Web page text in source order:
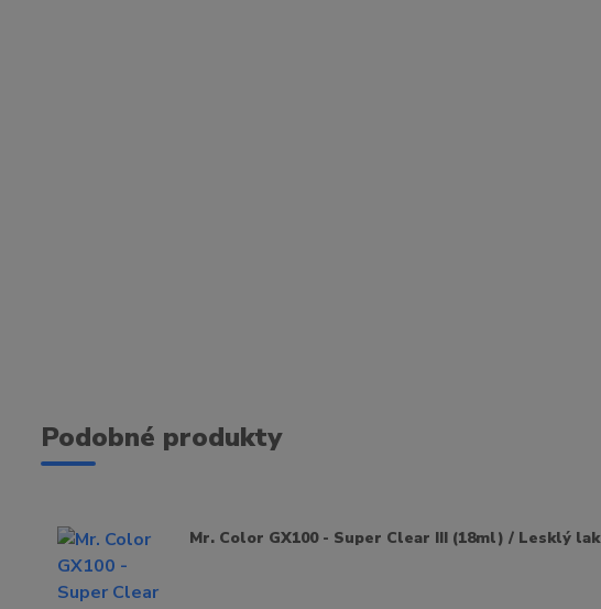
Podobné produkty
Mr. Color GX100 - Super Clear III (18ml) / Lesklý lak